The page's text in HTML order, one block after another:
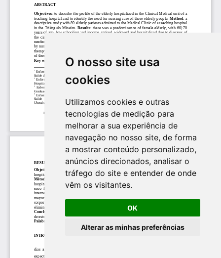
O nosso site usa
cookies
Utilizamos cookies e outras
tecnologias de medição para
melhorar a sua experiência de
navegação no nosso site, de forma
a mostrar conteúdo personalizado,
anúncios direcionados, analisar o
tráfego do site e entender de onde
vêm os visitantes.
OK
Alterar as minhas preferências